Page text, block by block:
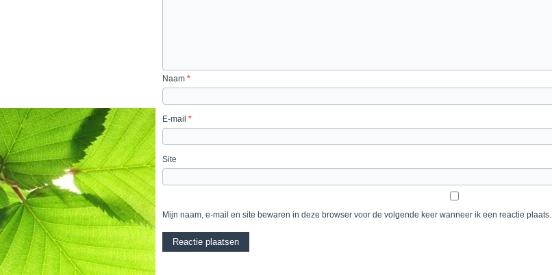
Naam *
E-mail *
Site
Mijn naam, e-mail en site bewaren in deze browser voor de volgende keer wanneer ik een reactie plaats.